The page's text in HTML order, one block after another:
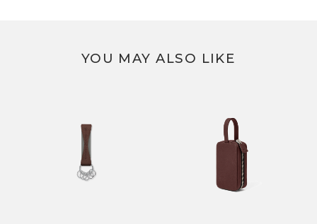
YOU MAY ALSO LIKE